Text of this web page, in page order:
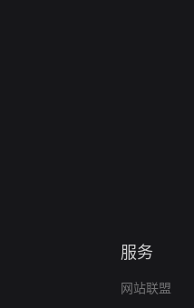
服务
网站联盟